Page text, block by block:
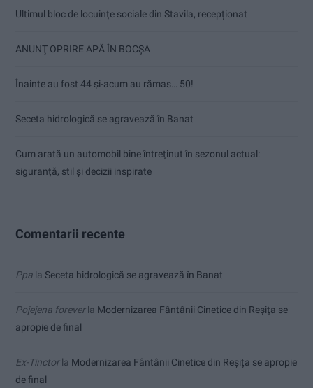
Ultimul bloc de locuințe sociale din Stavila, recepționat
ANUNŢ OPRIRE APĂ ÎN BOCȘA
Înainte au fost 44 și-acum au rămas… 50!
Seceta hidrologică se agravează în Banat
Cum arată un automobil bine întreținut în sezonul actual:
siguranță, stil și decizii inspirate
Comentarii recente
Ppa la Seceta hidrologică se agravează în Banat
Pojejena foreverla Modernizarea Fântânii Cinetice din Reșița se
apropie de final
Ex-Tinctorla Modernizarea Fântânii Cinetice din Reșița se apropie
de final